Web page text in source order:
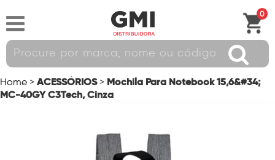
0
Home > ACESSÓRIOS > Mochila Para Notebook 15,6&#34;
MC-40GY C3Tech, Cinza